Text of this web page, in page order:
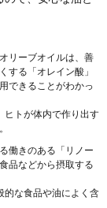
リーブオイルは、善
する「オレイン酸」
できることがわかっ
ヒトが体内で作り出す
働きのある「リノー
品などから摂取する
的な食品や油によく含